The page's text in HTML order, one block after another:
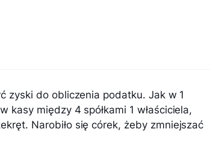
zyski do obliczenia podatku. Jak w 1
kasy między 4 spółkami 1 właściciela,
Narobiło się córek, żeby zmniejszać